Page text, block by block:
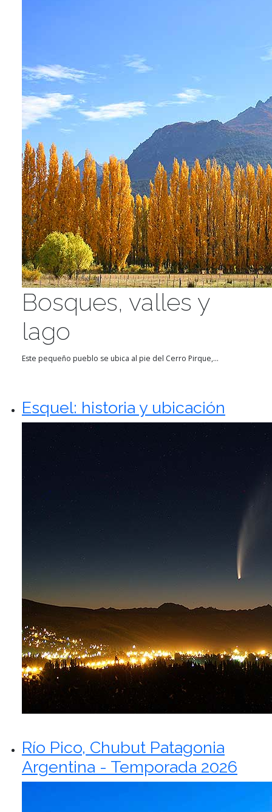
Bosques, valles y
lago
Este pequeño pueblo se ubica al pie del Cerro Pirque,...
Esquel: historia y ubicación
Río Pico, Chubut Patagonia
Argentina - Temporada 2026